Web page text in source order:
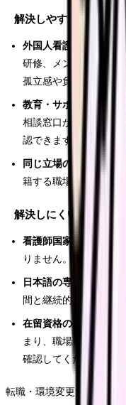
解決しやすいこと
外国人看護師の受け入
研修、メンター制度、
孤立感や負担が和らぎ
教育・サポート体制が
相談窓口が整理されて
認できます。
同じ立場の同僚がいる
籍する職場では、相談
解決しにくいこと
看護師国家試験合格が
りません。
日本語の専門的な習熟
間と継続的な学習が必
在留資格の要件そのもの
まり、職場を変えて
確認してください。
転職・環境変更で変わる